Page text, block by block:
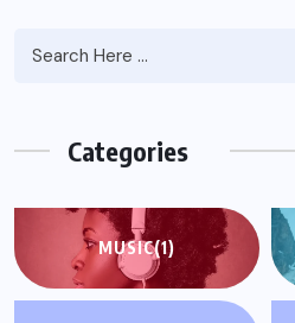
Categories
MUSIC(1)